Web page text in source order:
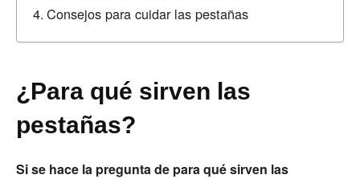
Consejos para cuidar las pestañas
¿Para qué sirven las
pestañas?
Si se hace la pregunta de para qué sirven las